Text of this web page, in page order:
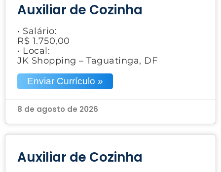
Auxiliar de Cozinha
• Salário:
R$ 1.750,00
• Local:
JK Shopping – Taguatinga, DF
Enviar Currículo »
8 de agosto de 2026
Auxiliar de Cozinha